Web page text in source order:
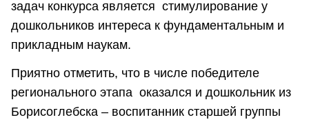
задач конкурса является стимулирование у
дошкольников интереса к фундаментальным и
прикладным наукам.
Приятно отметить, что в числе победителе
регионального этапа оказался и дошкольник из
Борисоглебска – воспитанник старшей группы